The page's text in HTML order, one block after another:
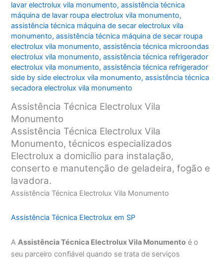
lavar electrolux vila monumento,assistência técnica
máquina de lavar roupa electrolux vila monumento,
assistência técnica máquina de secar electrolux vila
monumento,assistência técnica máquina de secar roupa
electrolux vila monumento,assistência técnica microondas
electrolux vila monumento,assistência técnica refrigerador
electrolux vila monumento,assistência técnica refrigerador
side by side electrolux vila monumento,assistência técnica
secadora electrolux vila monumento
Assistência Técnica Electrolux Vila
Monumento
Assistência Técnica Electrolux Vila
Monumento, técnicos especializados
Electrolux a domicílio para instalação,
conserto e manutenção de geladeira, fogão e
lavadora.
Assistência Técnica Electrolux Vila Monumento
Assistência Técnica Electrolux em SP
AAssistência Técnica Electrolux Vila Monumento é o
seu parceiro confiável quando se trata de serviços